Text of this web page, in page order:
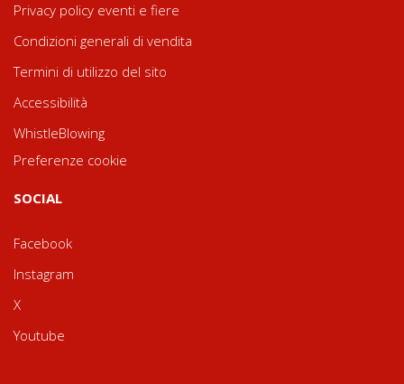
Privacy policy eventi e fiere
Condizioni generali di vendita
Termini di utilizzo del sito
Accessibilità
WhistleBlowing
Preferenze cookie
SOCIAL
Facebook
Instagram
X
Youtube